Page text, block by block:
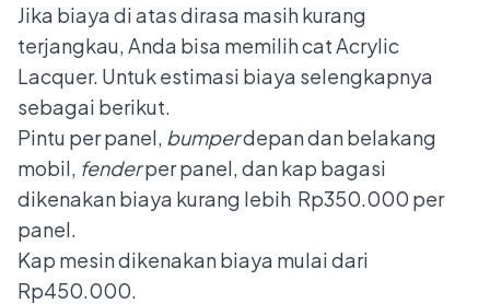
Jika biaya di atas dirasa masih kurang
terjangkau, Anda bisa memilih cat Acrylic
Lacquer. Untuk estimasi biaya selengkapnya
sebagai berikut.
Pintu per panel, bumperdepan dan belakang
mobil, fenderper panel, dan kap bagasi
dikenakan biaya kurang lebih Rp350.000 per
panel.
Kap mesin dikenakan biaya mulai dari
Rp450.000.